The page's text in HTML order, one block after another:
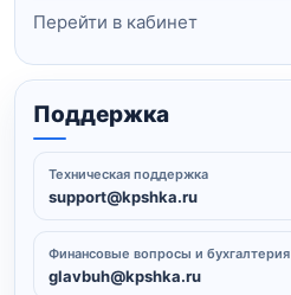
Перейти в кабинет
Поддержка
Техническая поддержка
support@kpshka.ru
Финансовые вопросы и бухгалтерия
glavbuh@kpshka.ru